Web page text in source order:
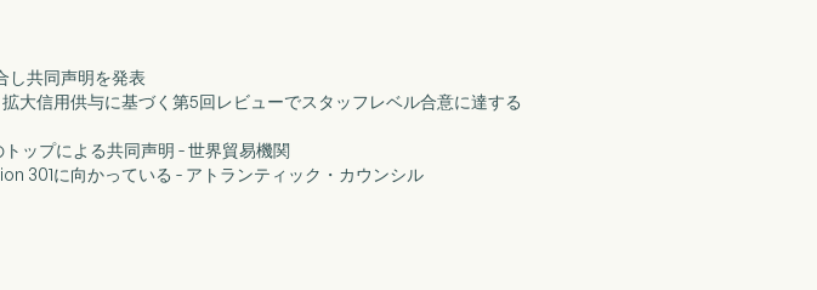
し共同声明を発表
大信用供与に基づく第5回レビューでスタッフレベル合意に達する
ップによる共同声明 - 世界貿易機関
301に向かっている - アトランティック・カウンシル